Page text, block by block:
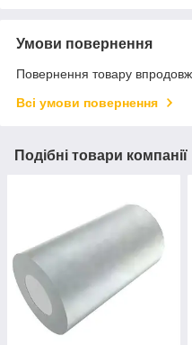
Умови повернення
Повернення товару
Всі умови повернення
Подібні товари компанії